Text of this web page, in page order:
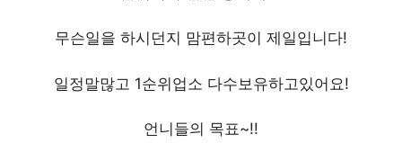
무슨일을 하시던지 맘편하곳이 제일입니다!
일정말많고 1순위업소 다수보유하고있어요!
언니들의 목표~!!